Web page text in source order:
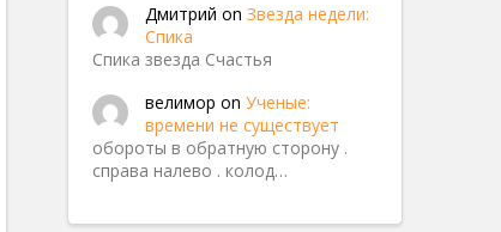
Дмитрий on Звезда недели:
Спика
Спика звезда Счастья
велимор on Ученые:
времени не существует
обороты в обратную сторону .
справа налево . колод…